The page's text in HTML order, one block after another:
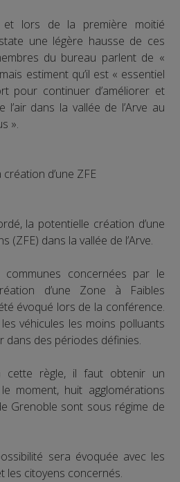
et lors de la première moitié
une légère hausse de ces
du bureau parlent de «
estiment qu’il est « essentiel
pour continuer d’améliorer et
dans la vallée de l’Arve au
».
d’une ZFE
la potentielle création d’une
(ZFE) dans la vallée de l’Arve.
communes concernées par le
d’une Zone à Faibles
évoqué lors de la conférence.
véhicules les moins polluants
dans des périodes définies.
cette règle, il faut obtenir un
moment, huit agglomérations
Grenoble sont sous régime de
sera évoquée avec les
les citoyens concernés.